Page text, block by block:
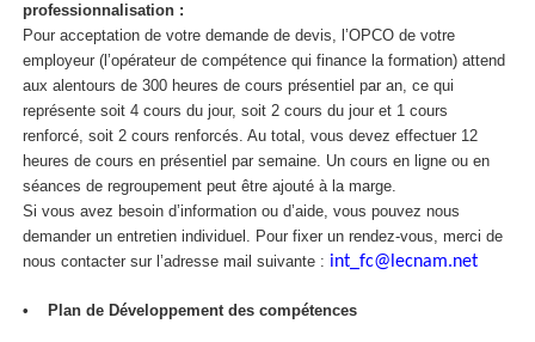
professionnalisation :
Pour acceptation de votre demande de devis, l’OPCO de votre
employeur (l’opérateur de compétence qui finance la formation) attend
aux alentours de 300 heures de cours présentiel par an, ce qui
représente soit 4 cours du jour, soit 2 cours du jour et 1 cours
renforcé, soit 2 cours renforcés. Au total, vous devez effectuer 12
heures de cours en présentiel par semaine. Un cours en ligne ou en
séances de regroupement peut être ajouté à la marge.
Si vous avez besoin d’information ou d’aide, vous pouvez nous
demander un entretien individuel. Pour fixer un rendez-vous, merci de
nous contacter sur l’adresse mail suivante : int_fc@lecnam.net
• Plan de Développement des compétences